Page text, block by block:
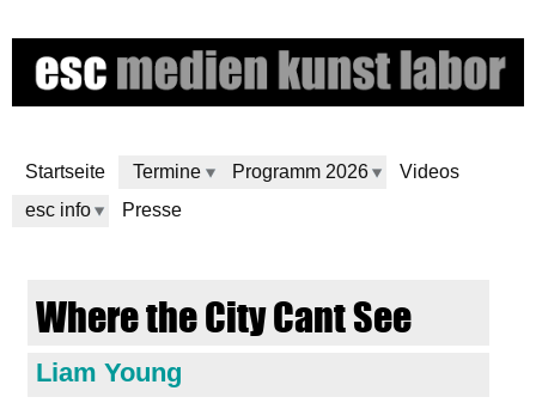
to
main
Startseite
Termine Programm 2026
Videos
esc info
Presse
Where the City Cant See
Liam Young